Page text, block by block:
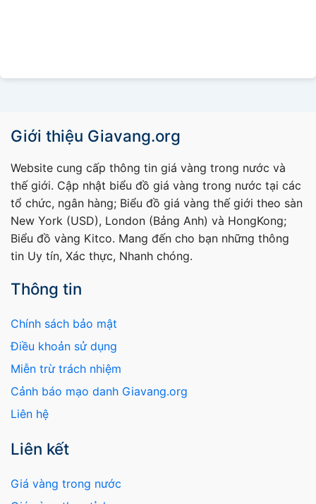
Giới thiệu Giavang.org
Website cung cấp thông tin giá vàng trong nước và
thế giới. Cập nhật biểu đồ giá vàng trong nước tại các
tổ chức, ngân hàng; Biểu đồ giá vàng thế giới theo sàn
New York (USD), London (Bảng Anh) và HongKong;
Biểu đồ vàng Kitco. Mang đến cho bạn những thông
tin Uy tín, Xác thực, Nhanh chóng.
Thông tin
Chính sách bảo mật
Điều khoản sử dụng
Miễn trừ trách nhiệm
Cảnh báo mạo danh Giavang.org
Liên hệ
Liên kết
Giá vàng trong nước